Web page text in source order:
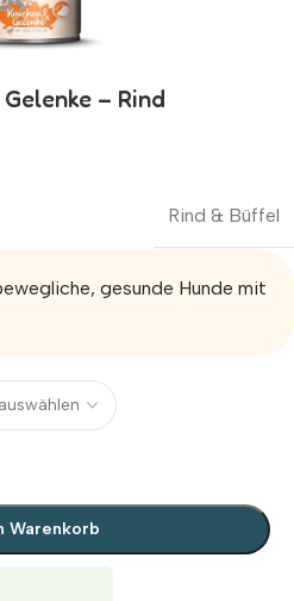
– Rind
Rind & Büffel
gesunde Hunde mit
Warenkorb